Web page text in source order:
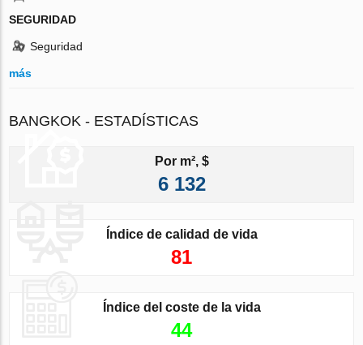
SEGURIDAD
Seguridad
más
BANGKOK - ESTADÍSTICAS
Por m², $
6 132
Índice de calidad de vida
81
Índice del coste de la vida
44